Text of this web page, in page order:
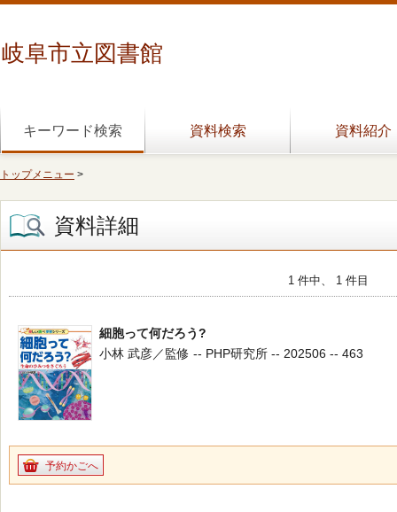
岐阜市立図書館
キーワード検索 資料検索 資料紹介
トップメニュー >
資料詳細
1 件中、 1 件目
細胞って何だろう?
小林 武彦／監修 -- PHP研究所 -- 202506 -- 463
予約かごへ